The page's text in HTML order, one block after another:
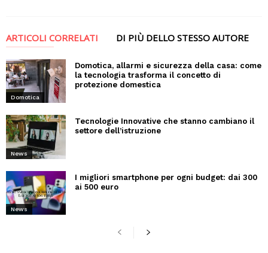
ARTICOLI CORRELATI DI PIÙ DELLO STESSO AUTORE
Domotica
Domotica, allarmi e sicurezza della casa: come
la tecnologia trasforma il concetto di
protezione domestica
News
Tecnologie Innovative che stanno cambiano il
settore dell’istruzione
News
I migliori smartphone per ogni budget: dai 300
ai 500 euro